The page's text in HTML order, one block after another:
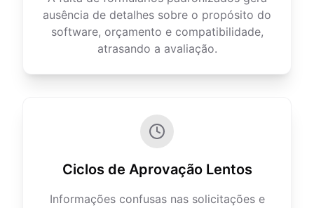
ausência de detalhes sobre o propósito do
software, orçamento e compatibilidade,
atrasando a avaliação.
Ciclos de Aprovação Lentos
Informações confusas nas solicitações e